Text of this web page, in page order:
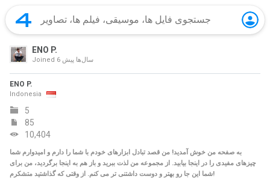
ENO P.
Joined 6 سال‌ها پیش
ENO P.
Indonesia
5
85
10,404
به صفحه من خوش آمدید! من قصد تبادل ابزارهای خودم با شما را دارم و امیدوارم شما
چیزهای مفیدی را در اینجا بیابید. از مجموعه من لذت ببرید و باز هم به اینجا برگردید، من برای
شما این جا رو بهتر و دوست داشتنی تر می کنم. از وقتی که گذاشتید متشکرم!